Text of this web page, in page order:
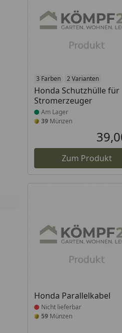
3 Farben 2 Varianten
Honda Schutzhülle für
Stromerzeuger
Produkt am Lager
Am Lager
39 Münzen
Zum Produkt
Honda Parallelkabel
Produkt nicht lieferbar
Nicht lieferbar
59 Münzen